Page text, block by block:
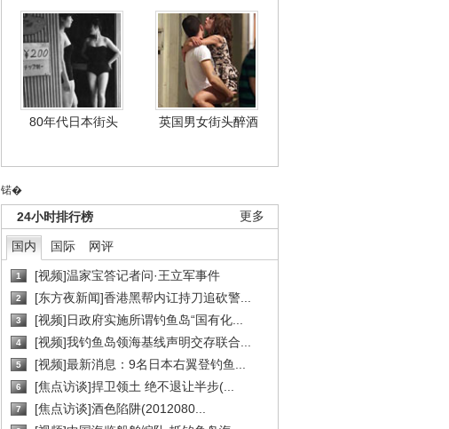
80年代日本街头 英国男女街头醉酒
锘�
更多
24小时排行榜
国内 国际 网评
1 [视频]温家宝答记者问·王立军事件
2 [东方夜新闻]香港黑帮内讧持刀追砍警...
3 [视频]日政府实施所谓钓鱼岛“国有化...
4 [视频]我钓鱼岛领海基线声明交存联合...
5 [视频]最新消息：9名日本右翼登钓鱼...
6 [焦点访谈]捍卫领土 绝不退让半步(...
7 [焦点访谈]酒色陷阱(2012080...